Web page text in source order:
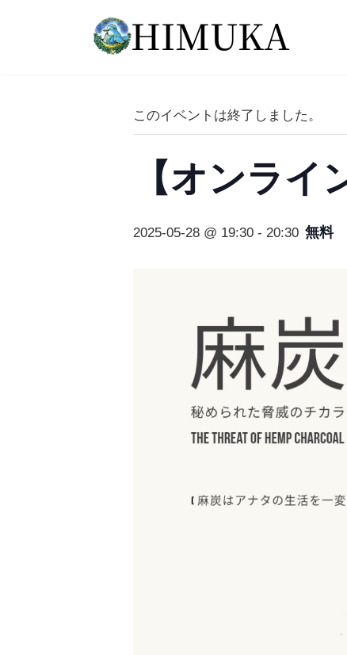
このイベントは終了しました。
【オンラ
2025-05-28 @ 19:30 - 20:30 無料